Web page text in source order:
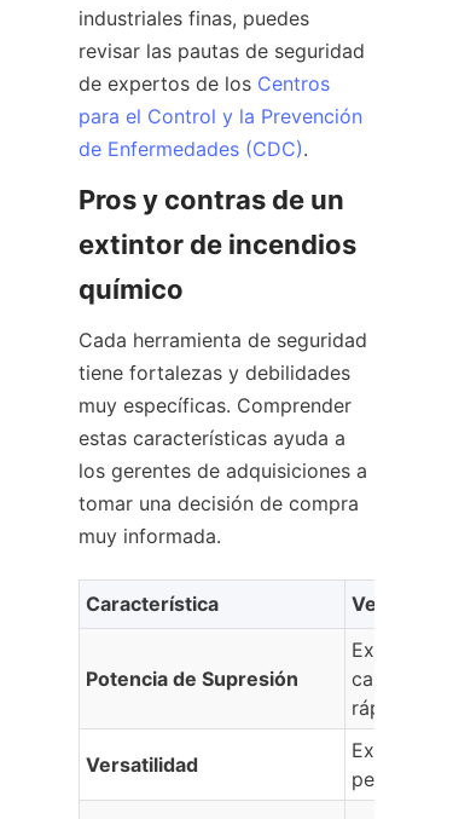
industriales finas, puedes
revisar las pautas de seguridad
de expertos de los Centros
para el Control y la Prevención
de Enfermedades (CDC).
Pros y contras de un
extintor de incendios
químico
Cada herramienta de seguridad
tiene fortalezas y debilidades
muy específicas. Comprender
estas características ayuda a
los gerentes de adquisiciones a
tomar una decisión de compra
muy informada.
Característica Ventajas
Potencia de Supresión
Extingue
calientes
rápido.
Versatilidad
Excelente
peligro